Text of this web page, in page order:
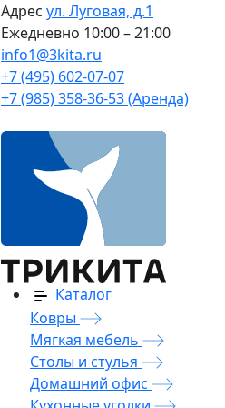
Адрес ул. Луговая, д.1
Ежедневно 10:00 – 21:00
info1@3kita.ru
+7 (495) 602-07-07
+7 (985) 358-36-53 (Аренда)
Каталог
Ковры
Мягкая мебель
Столы и стулья
Домашний офис